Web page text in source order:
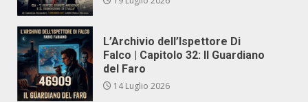
L’Archivio dell’Ispettore Di
Falco | Capitolo 32: Il Guardiano
del Faro
14 Luglio 2026